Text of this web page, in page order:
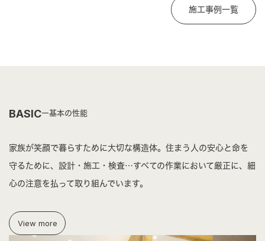
施工事例一覧
BASIC 基本の性能
家族が笑顔で暮らすために大切な構造体。住まう人の安心と命を
守るために、 設計・施工・検査…すべての作業において厳正に、細
心の注意を払って取り組んでいます。
View more